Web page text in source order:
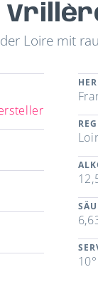
Loire mit